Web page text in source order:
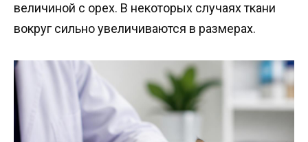
величиной с орех. В некоторых случаях ткани
вокруг сильно увеличиваются в размерах.